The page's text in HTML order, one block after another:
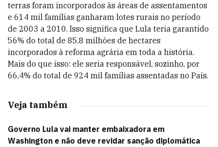
terras foram incorporados às áreas de assentamentos
e 614 mil famílias ganharam lotes rurais no período
de 2003 a 2010. Isso significa que Lula teria garantido
56% do total de 85,8 milhões de hectares
incorporados à reforma agrária em toda a história.
Mais do que isso: ele seria responsável, sozinho, por
66,4% do total de 924 mil famílias assentadas no País.
Veja também
Governo Lula vai manter embaixadora em
Washington e não deve revidar sanção diplomática